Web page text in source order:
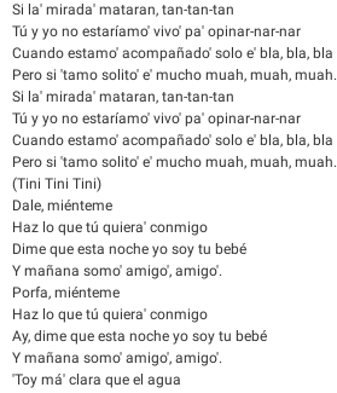
Si la' mirada' mataran, tan-tan-tan
Tú y yo no estaríamo' vivo' pa' opinar-nar-nar
Cuando estamo' acompañado' solo e' bla, bla, bla
Pero si 'tamo solito' e' mucho muah, muah, muah.
Si la' mirada' mataran, tan-tan-tan
Tú y yo no estaríamo' vivo' pa' opinar-nar-nar
Cuando estamo' acompañado' solo e' bla, bla, bla
Pero si 'tamo solito' e' mucho muah, muah, muah.
(Tini Tini Tini)
Dale, miénteme
Haz lo que tú quiera' conmigo
Dime que esta noche yo soy tu bebé
Y mañana somo' amigo', amigo'.
Porfa, miénteme
Haz lo que tú quiera' conmigo
Ay, dime que esta noche yo soy tu bebé
Y mañana somo' amigo', amigo'.
'Toy má' clara que el agua